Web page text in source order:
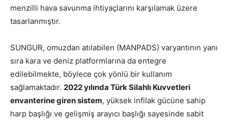
menzilli hava savunma ihtiyaçlarını karşılamak üzere
tasarlanmıştır.
SUNGUR, omuzdan atılabilen (MANPADS) varyantının yanı
sıra kara ve deniz platformlarına da entegre
edilebilmekte, böylece çok yönlü bir kullanım
sağlamaktadır. 2022 yılında Türk Silahlı Kuvvetleri
envanterine giren sistem, yüksek infilak gücüne sahip
harp başlığı ve gelişmiş arayıcı başlığı sayesinde sabit